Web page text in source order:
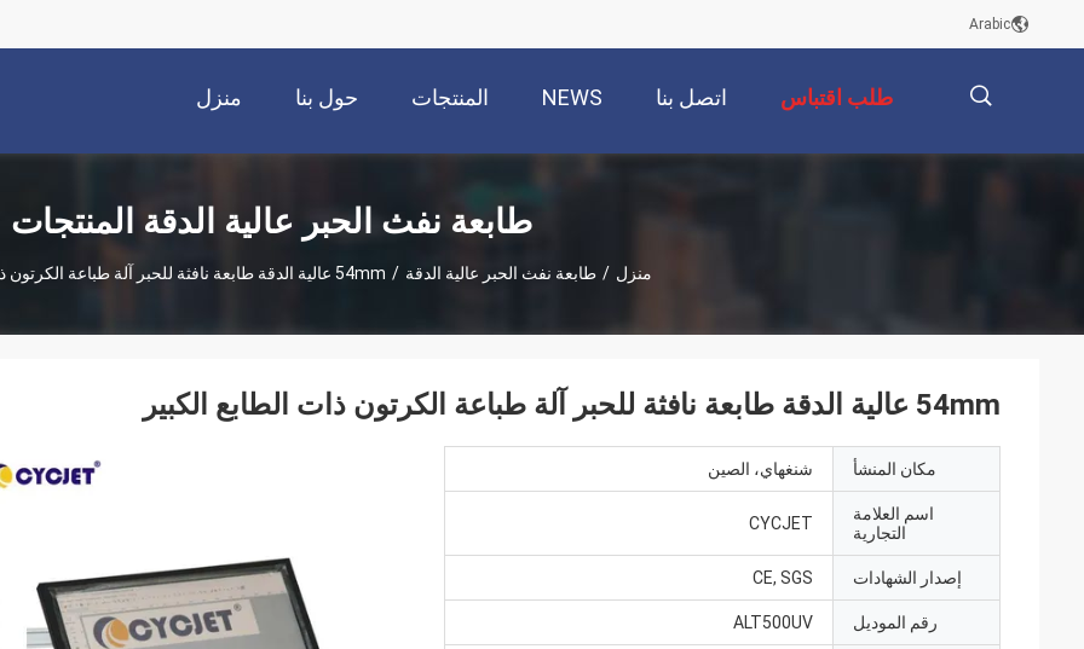
Arabic
منزل حول بنا المنتجات NEWS اتصل بنا طلب اقتباس
طابعة نفث الحبر عالية الدقة المنتجات
منزل / طابعة نفث الحبر عالية الدقة / 54mm عالية الدقة طابعة نافثة للحبر آلة طباعة الكرتون ذات الطابع الكبير
54mm عالية الدقة طابعة نافثة للحبر آلة طباعة الكرتون ذات الطابع الكبير
مكان المنشأ شنغهاي، الصين
اسم العلامة
التجارية
CYCJET
إصدار الشهادات CE, SGS
رقم الموديل ALT500UV